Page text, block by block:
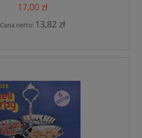
17,00 zł
Cena netto: 13,82 zł